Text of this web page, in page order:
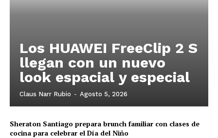
Los HUAWEI FreeClip 2 S
llegan con un nuevo
look espacial y especial
Claus Narr Rubio - Agosto 5, 2026
Sheraton Santiago prepara brunch familiar con clases de
cocina para celebrar el Día del Niño